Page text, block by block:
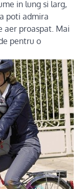
in lung si larg,
poti admira
aer proaspat. Mai
pentru o